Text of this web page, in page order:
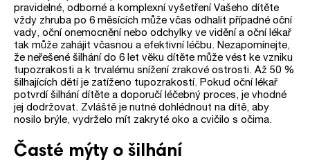
pravidelné, odborné a komplexní vyšetření Vašeho dítěte
vždy zhruba po 6 měsících může včas odhalit případné oční
vady, oční onemocnění nebo odchylky ve vidění a oční lékař
tak může zahájit včasnou a efektivní léčbu. Nezapomínejte,
že neřešené šilhání do 6 let věku dítěte může vést ke vzniku
tupozrakosti a k trvalému snížení zrakové ostrosti. Až 50 %
šilhajících dětí je zatíženo tupozrakostí. Pokud oční lékař
potvrdí šilhání dítěte a doporučí léčebný proces, je vhodné
jej dodržovat. Zvláště je nutné dohlédnout na dítě, aby
nosilo brýle, vydrželo mít zakryté oko a cvičilo s očima.
Časté mýty o šilhání